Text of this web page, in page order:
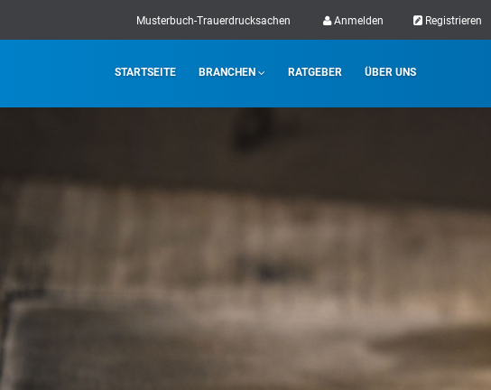
Musterbuch-Trauerdrucksachen Anmelden Registrieren
STARTSEITE BRANCHEN RATGEBER ÜBER UNS